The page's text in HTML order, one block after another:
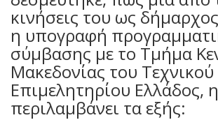
κινήσεις του ως
η υπογραφή
σύμβασης με το Τμήμα
Μακεδονίας του Τεχνικού
Επιμελητηρίου Ελλάδος,
περιλαμβάνει τα εξής: